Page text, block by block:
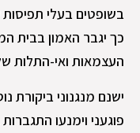
בשופטים בעלי תפיסות
כך יגבר האמון בבית
העצמאות ואי-התלות
ישנם מנגנוני ביקורת
פוגעני וימנעו